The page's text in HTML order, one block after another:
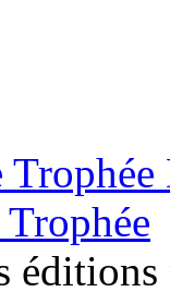
éditions